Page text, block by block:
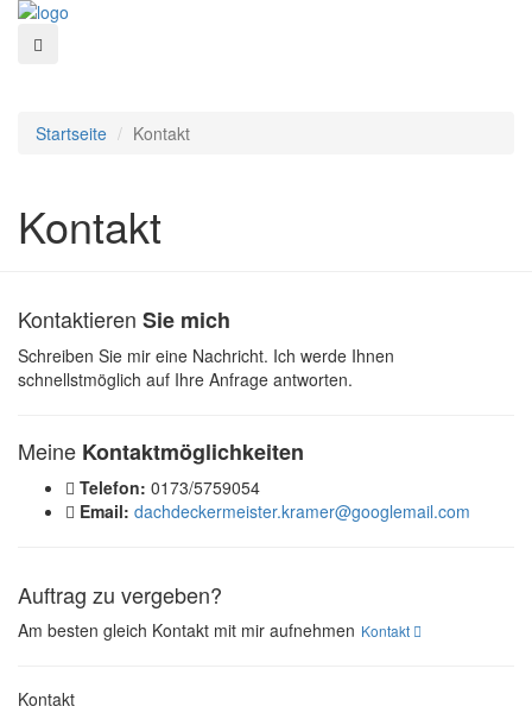
Startseite Kontakt
Kontakt
Kontaktieren Sie mich
Schreiben Sie mir eine Nachricht. Ich werde Ihnen
schnellstmöglich auf Ihre Anfrage antworten.
Meine Kontaktmöglichkeiten
Telefon: 0173/5759054
Email: dachdeckermeister.kramer@googlemail.com
Auftrag zu vergeben?
Am besten gleich Kontakt mit mir aufnehmen Kontakt
Kontakt